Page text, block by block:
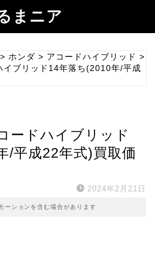
まニア
> ホンダ > アコードハイブリッド >
イブリッド14年落ち(2010年/平成
ードハイブリッド
/平成22年式)買取価
2024年2月21日
ーションを含む場合があります